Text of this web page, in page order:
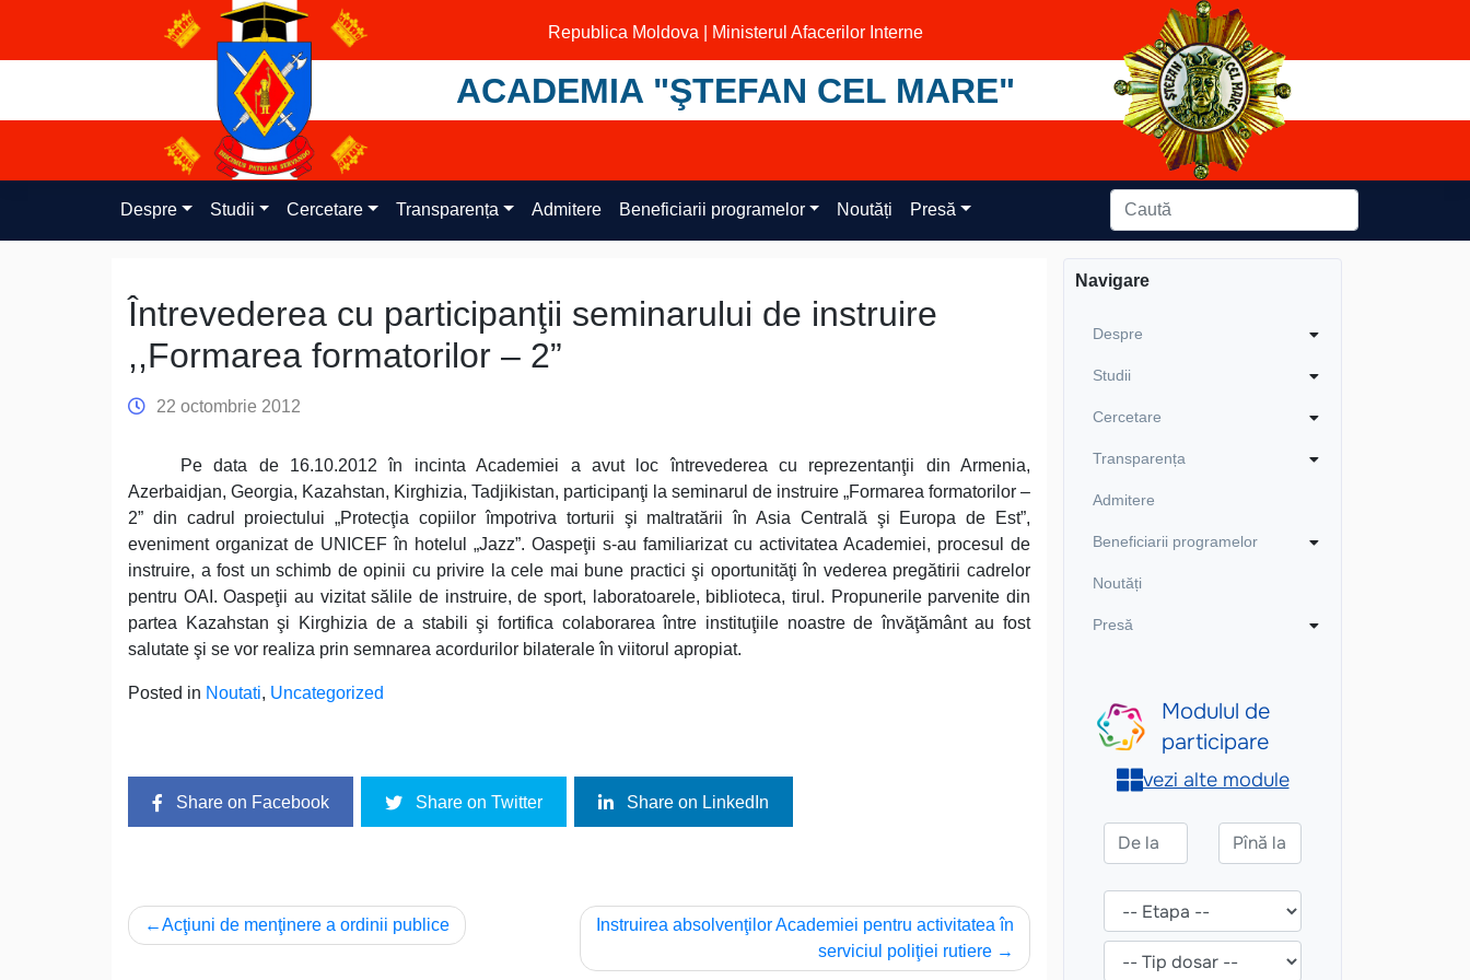
content
Republica Moldova | Ministerul Afacerilor Interne
ACADEMIA "ŞTEFAN CEL MARE"
Despre Studii Cercetare Transparența Admitere Beneficiarii programelor Noutăți Presă
Întrevederea cu participanţii seminarului de instruire
,,Formarea formatorilor – 2”
22 octombrie 2012
Pe data de 16.10.2012 în incinta Academiei a avut loc întrevederea cu reprezentanţii din Armenia,
Azerbaidjan, Georgia, Kazahstan, Kirghizia, Tadjikistan, participanţi la seminarul de instruire „Formarea formatorilor –
2” din cadrul proiectului „Protecţia copiilor împotriva torturii şi maltratării în Asia Centrală şi Europa de Est”,
eveniment organizat de UNICEF în hotelul „Jazz”. Oaspeţii s-au familiarizat cu activitatea Academiei, procesul de
instruire, a fost un schimb de opinii cu privire la cele mai bune practici şi oportunităţi în vederea pregătirii cadrelor
pentru OAI. Oaspeţii au vizitat sălile de instruire, de sport, laboratoarele, biblioteca, tirul. Propunerile parvenite din
partea Kazahstan şi Kirghizia de a stabili şi fortifica colaborarea între instituţiile noastre de învăţământ au fost
salutate şi se vor realiza prin semnarea acordurilor bilaterale în viitorul apropiat.
Posted in Noutati, Uncategorized
Share on Facebook Share on Twitter Share on LinkedIn
Navigare
Acţiuni de menţinere a ordinii publice
Instruirea absolvenţilor Academiei pentru activitatea în
serviciul poliţiei rutiere
Navigare
Despre
Studii
Cercetare
Transparența
Admitere
Beneficiarii programelor
Noutăți
Presă